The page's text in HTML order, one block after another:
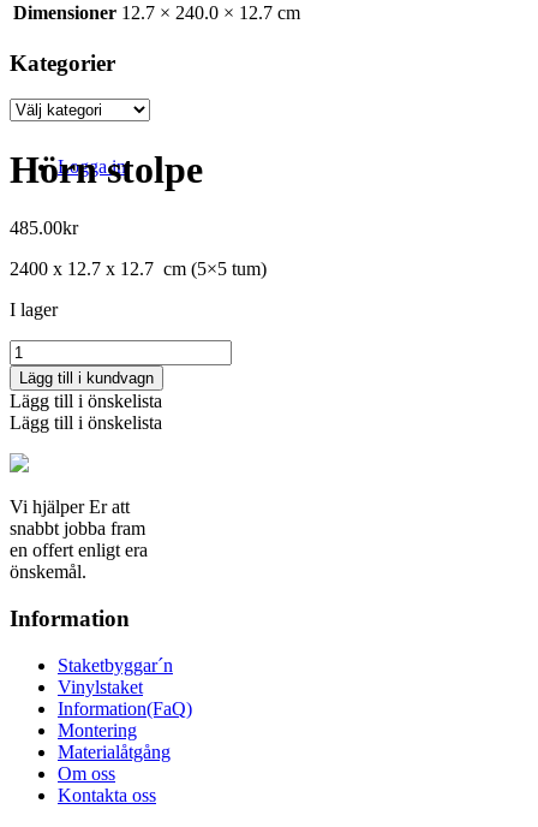
Logga in
Dimensioner 12.7 × 240.0 × 12.7 cm
Kategorier
Kategorier
Hörn stolpe
485.00kr
2400 x 12.7 x 12.7 cm (5×5 tum)
I lager
Hörn
stolpe
mängd
Lägg till i kundvagn
Lägg till i önskelista
Lägg till i önskelista
Vi hjälper Er att
snabbt jobba fram
en offert enligt era
önskemål.
Information
Staketbyggar´n
Vinylstaket
Information(FaQ)
Montering
Materialåtgång
Om oss
Kontakta oss